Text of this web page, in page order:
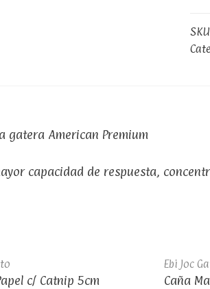
gatera American Premium
capacidad de respuesta,
c/ Catnip 5cm
Ebi Joc
Caña